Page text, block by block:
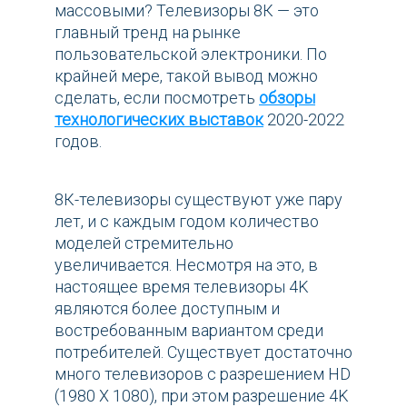
массовыми? Телевизоры 8К — это
главный тренд на рынке
пользовательской электроники. По
крайней мере, такой вывод можно
сделать, если посмотреть обзоры
технологических выставок2020-2022
годов.
8К-телевизоры существуют уже пару
лет, и с каждым годом количество
моделей стремительно
увеличивается. Несмотря на это, в
настоящее время телевизоры 4K
являются более доступным и
востребованным вариантом среди
потребителей. Существует достаточно
много телевизоров с разрешением HD
(1980 X 1080), при этом разрешение 4K